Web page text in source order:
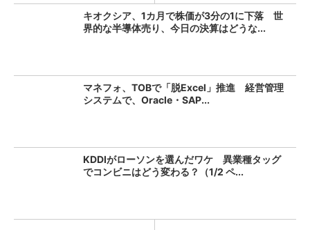
キオクシア、1カ月で株価が3分の1に下落 世
界的な半導体売り、今日の決算はどうな...
マネフォ、TOBで「脱Excel」推進 経営管理
システムで、Oracle・SAP...
KDDIがローソンを選んだワケ 異業種タッグ
でコンビニはどう変わる？（1/2 ペ...